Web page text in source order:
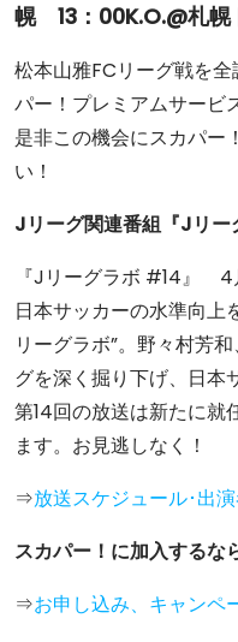
幌 13：00K.O.@札幌
松本山雅FCリーグ戦を
パー！プレミアムサービ
是非この機会にスカパー
い！
Jリーグ関連番組『Jリー
『Jリーグラボ #14』 4
日本サッカーの水準向上
リーグラボ”。野々村芳
グを深く掘り下げ、日本
第14回の放送は新たに就
ます。お見逃しなく！
⇒放送スケジュール･出
スカパー！に加入するな
⇒お申し込み、キャンペ